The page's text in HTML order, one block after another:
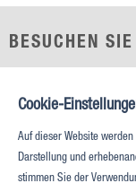
BESUCHEN
5151 Belt Line Rd,
Dallas, TX 75254
RUFEN SIE
Cookie-
Auf dieser Website
Darstellung und
stimmen Sie der